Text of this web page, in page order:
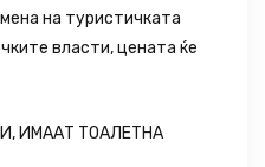
на туристичката
власти, цената ќе
ИМААТ ТОАЛЕТНА